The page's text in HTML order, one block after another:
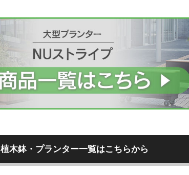
植木鉢・プランター一覧はこちらから